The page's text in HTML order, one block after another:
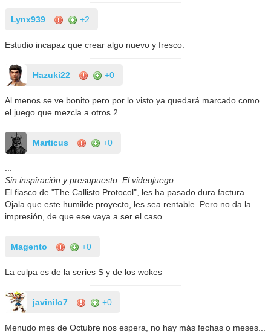
Lynx939 +2
Estudio incapaz que crear algo nuevo y fresco.
Hazuki22 +0
Al menos se ve bonito pero por lo visto ya quedará marcado como
el juego que mezcla a otros 2.
Marticus +0
Sin inspiración y presupuesto: El videojuego.
El fiasco de "The Callisto Protocol", les ha pasado dura factura.
Ojala que este humilde proyecto, les sea rentable. Pero no da la
impresión, de que ese vaya a ser el caso.
Magento +0
La culpa es de la series S y de los wokes
javinilo7 +0
Menudo mes de Octubre nos espera, no hay más fechas o meses...